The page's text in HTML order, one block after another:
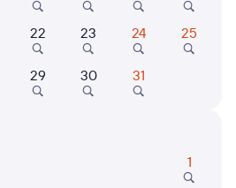
на схемах вагонов
на вопросы о поездке или
до посадки в поезд
на сайте
22 23 24 25
29 30 31
1